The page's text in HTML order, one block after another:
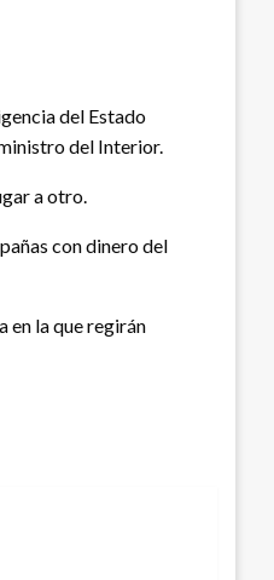
del Estado
del Interior.
a otro.
con dinero del
en la que regirán